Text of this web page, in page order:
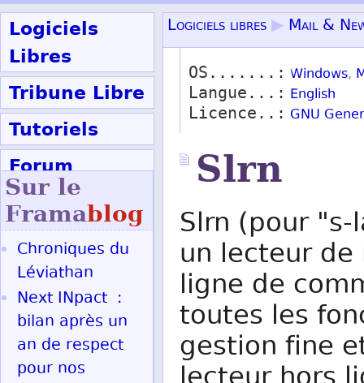
Logiciels
Libres
Tribune Libre
Tutoriels
Forum
Participer
Logiciels libres ▶ Mail &
OS.......: Windows,
Langue...: English
Licence..: GNU
Slrn
Slrn (pour
un lecteur
ligne de
toutes les
gestion fine
Sur le
Framablog
Chroniques du
Léviathan
Next INpact :
bilan après un
an de respect
pour nos